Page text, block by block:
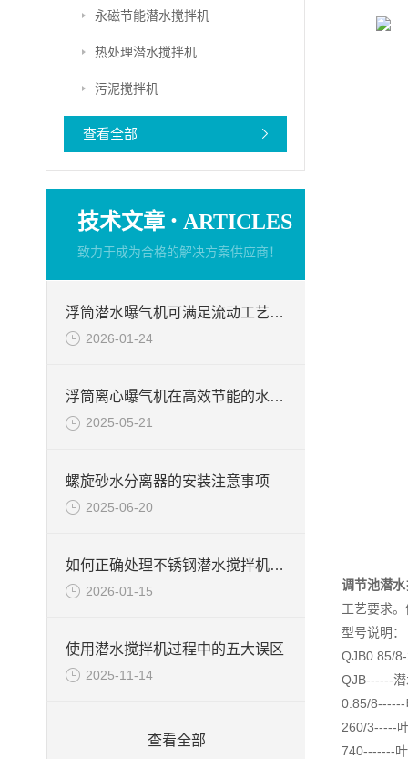
永磁节能潜水搅拌机
热处理潜水搅拌机
污泥搅拌机
查看全部
技术文章 · ARTICLES
致力于成为合格的解决方案供应商！
浮筒潜水曝气机可满足流动工艺要求
2026-01-24
浮筒离心曝气机在高效节能的水处理解决方案中的作用
2025-05-21
螺旋砂水分离器的安装注意事项
2025-06-20
如何正确处理不锈钢潜水搅拌机的常见故障
2026-01-15
使用潜水搅拌机过程中的五大误区
2025-11-14
查看全部
调节池潜
工艺要求
型号说明：
QJB0.85/
QJB------
0.85/8------
260/3-----
740-------